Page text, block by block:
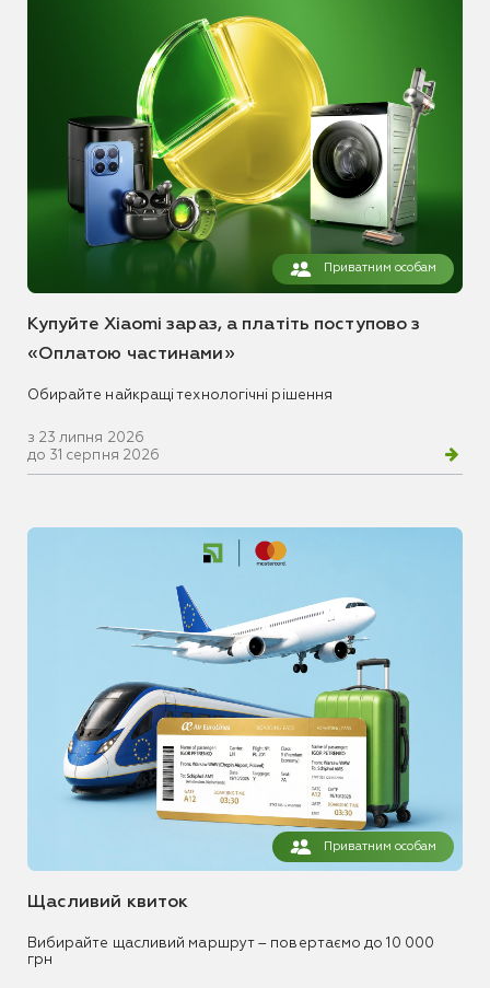
Приватним особам
Купуйте Xiaomi зараз, а платіть поступово з
«Оплатою частинами»
Обирайте найкращі технологічні рішення
з 23 липня 2026
до 31 серпня 2026
Приватним особам
Щасливий квиток
Вибирайте щасливий маршрут – повертаємо до 10 000
грн